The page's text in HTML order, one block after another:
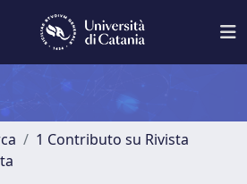
1 Contributo su Rivista